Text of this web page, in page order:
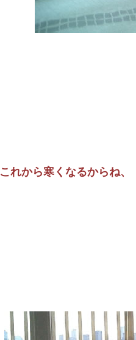
これから寒くなるからね、